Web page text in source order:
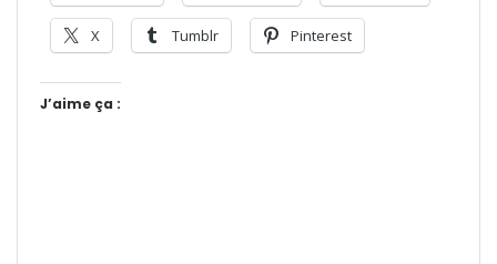
X Tumblr Pinterest
J’aime ça :